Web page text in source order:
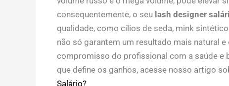
consequentemente, o seu lash designer
qualidade, como cílios de seda, mink
não só garantem um resultado mais natural
compromisso do profissional com a saúde e
que define os ganhos, acesse nosso artigo
Salário?